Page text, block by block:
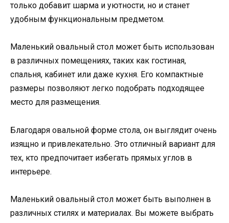
только добавит шарма и уютности, но и станет
удобным функциональным предметом.
Маленький овальный стол может быть использован
в различных помещениях, таких как гостиная,
спальня, кабинет или даже кухня. Его компактные
размеры позволяют легко подобрать подходящее
место для размещения.
Благодаря овальной форме стола, он выглядит очень
изящно и привлекательно. Это отличный вариант для
тех, кто предпочитает избегать прямых углов в
интерьере.
Маленький овальный стол может быть выполнен в
различных стилях и материалах. Вы можете выбрать